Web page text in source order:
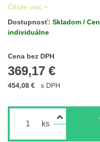
Čítajte viac
Dostupnosť: Skladom /
individuálne
Cena bez DPH
369,17 €
Cena s DPH
454,08 € s DPH
ks